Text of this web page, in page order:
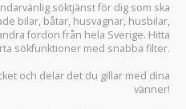
söktjänst för dig som ska
bilar, båtar, husvagnar, husbilar,
fordon från hela Sverige. Hitta
sökfunktioner med snabba filter.
och delar det du gillar med dina
vänner!